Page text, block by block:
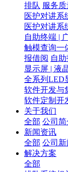
排队 服务
医护对讲系
医护对讲系
自助终端 |
触模查询一
报借阅 自
显示屏 | 液
全系列LED
软件开发与
软件定制开
关于我们
全部 公司简
新闻资讯
全部 公司新
解决方案
全部